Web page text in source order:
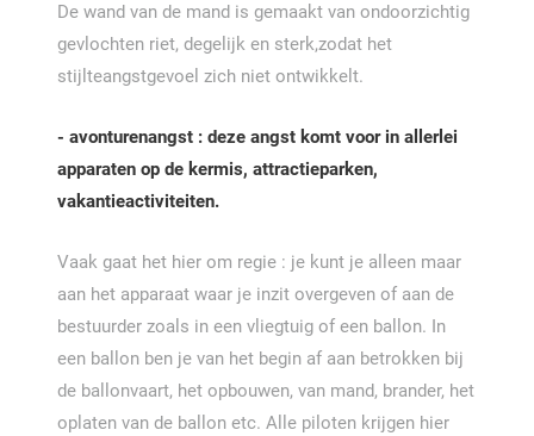
De wand van de mand is gemaakt van ondoorzichtig
gevlochten riet, degelijk en sterk,zodat het
stijlteangstgevoel zich niet ontwikkelt.
- avonturenangst : deze angst komt voor in allerlei
apparaten op de kermis, attractieparken,
vakantieactiviteiten.
Vaak gaat het hier om regie : je kunt je alleen maar
aan het apparaat waar je inzit overgeven of aan de
bestuurder zoals in een vliegtuig of een ballon. In
een ballon ben je van het begin af aan betrokken bij
de ballonvaart, het opbouwen, van mand, brander, het
oplaten van de ballon etc. Alle piloten krijgen hier